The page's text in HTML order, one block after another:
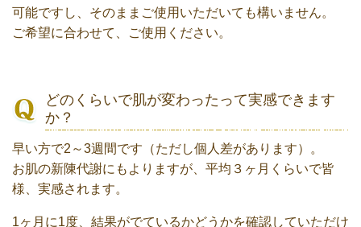
可能ですし、そのままご使用いただいても構いません。
ご希望に合わせて、ご使用ください。
どのくらいで肌が変わったって実感できます
か？
早い方で2～3週間です（ただし個人差があります）。
お肌の新陳代謝にもよりますが、平均３ヶ月くらいで皆
様、実感されます。
1ヶ月に1度、結果がでているかどうかを確認していただけ